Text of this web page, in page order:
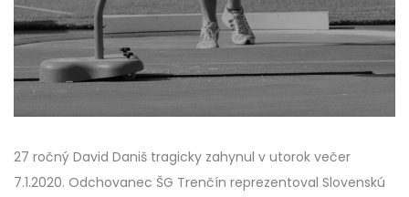
27 ročný David Daniš tragicky zahynul v utorok večer
7.1.2020. Odchovanec ŠG Trenčín reprezentoval Slovenskú